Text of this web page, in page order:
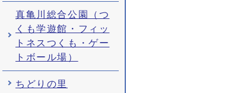
真亀川総合公園（つ
くも学遊館・フィッ
トネスつくも・ゲー
トボール場）
ちどりの里